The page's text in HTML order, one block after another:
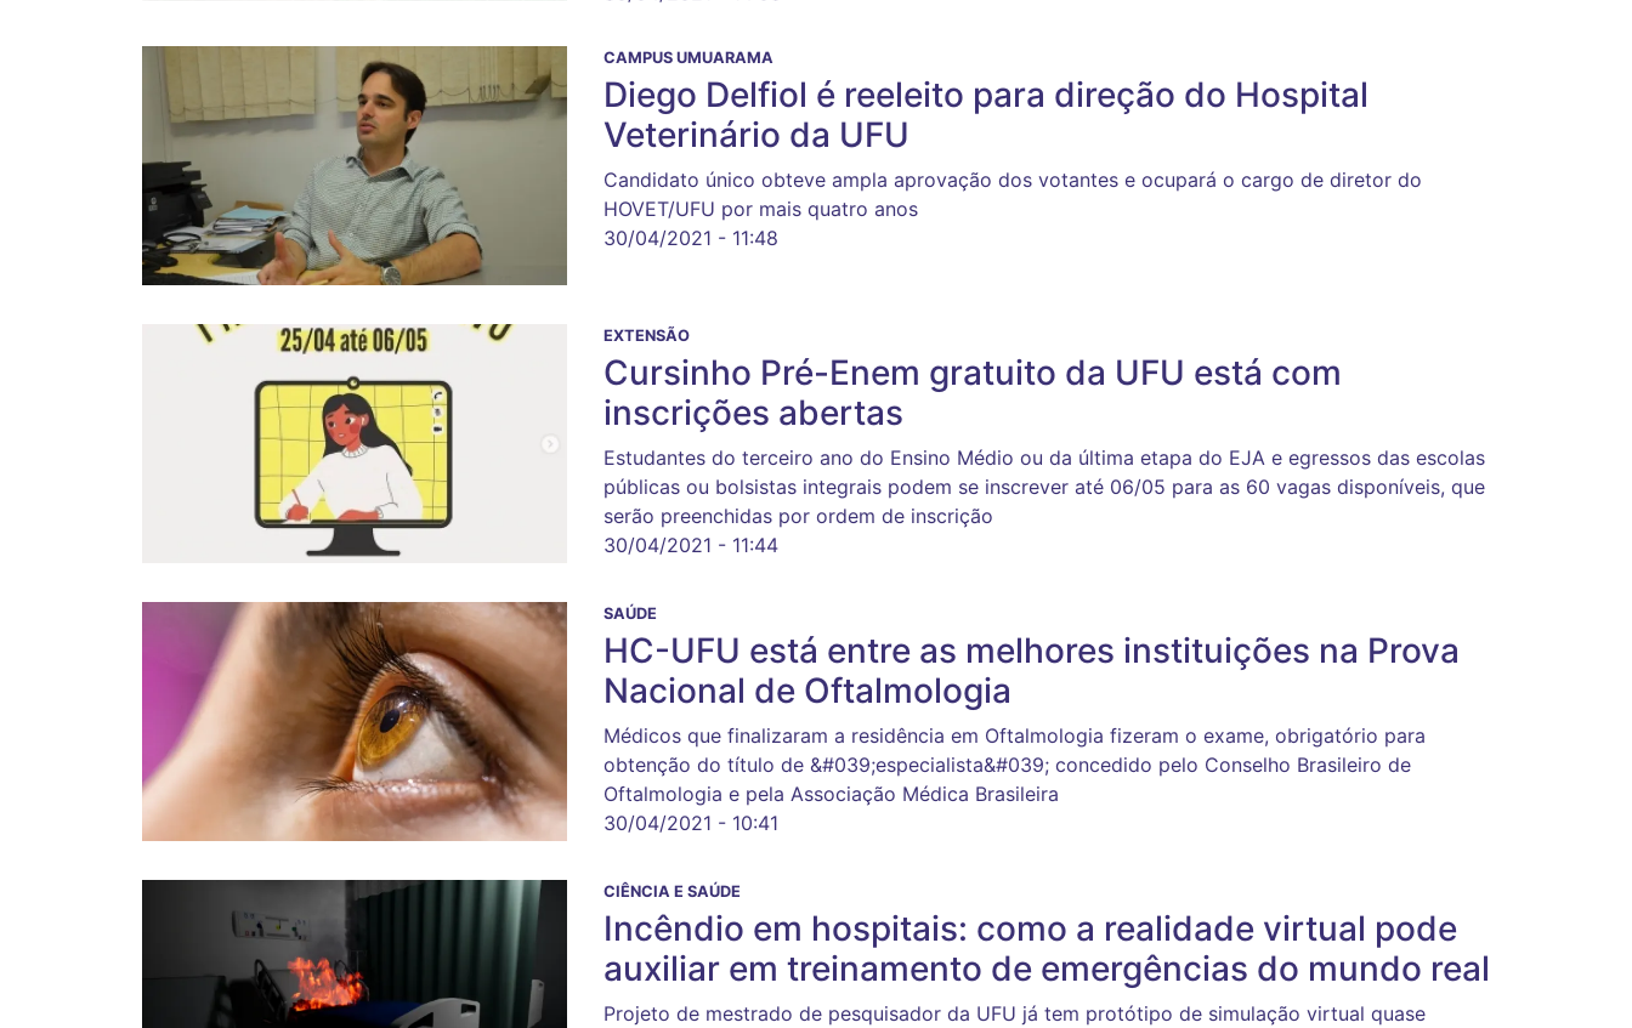
CAMPUS UMUARAMA
Diego Delfiol é reeleito para direção do Hospital
Veterinário da UFU
Candidato único obteve ampla aprovação dos votantes e ocupará o cargo de diretor do
HOVET/UFU por mais quatro anos
30/04/2021 - 11:48
EXTENSÃO
Cursinho Pré-Enem gratuito da UFU está com
inscrições abertas
Estudantes do terceiro ano do Ensino Médio ou da última etapa do EJA e egressos das escolas
públicas ou bolsistas integrais podem se inscrever até 06/05 para as 60 vagas disponíveis, que
serão preenchidas por ordem de inscrição
30/04/2021 - 11:44
SAÚDE
HC-UFU está entre as melhores instituições na Prova
Nacional de Oftalmologia
Médicos que finalizaram a residência em Oftalmologia fizeram o exame, obrigatório para
obtenção do título de &#039;especialista&#039; concedido pelo Conselho Brasileiro de
Oftalmologia e pela Associação Médica Brasileira
30/04/2021 - 10:41
CIÊNCIA E SAÚDE
Incêndio em hospitais: como a realidade virtual pode
auxiliar em treinamento de emergências do mundo real
Projeto de mestrado de pesquisador da UFU já tem protótipo de simulação virtual quase